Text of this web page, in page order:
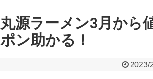
丸源ラーメン3月から
ポン助かる！
2023/